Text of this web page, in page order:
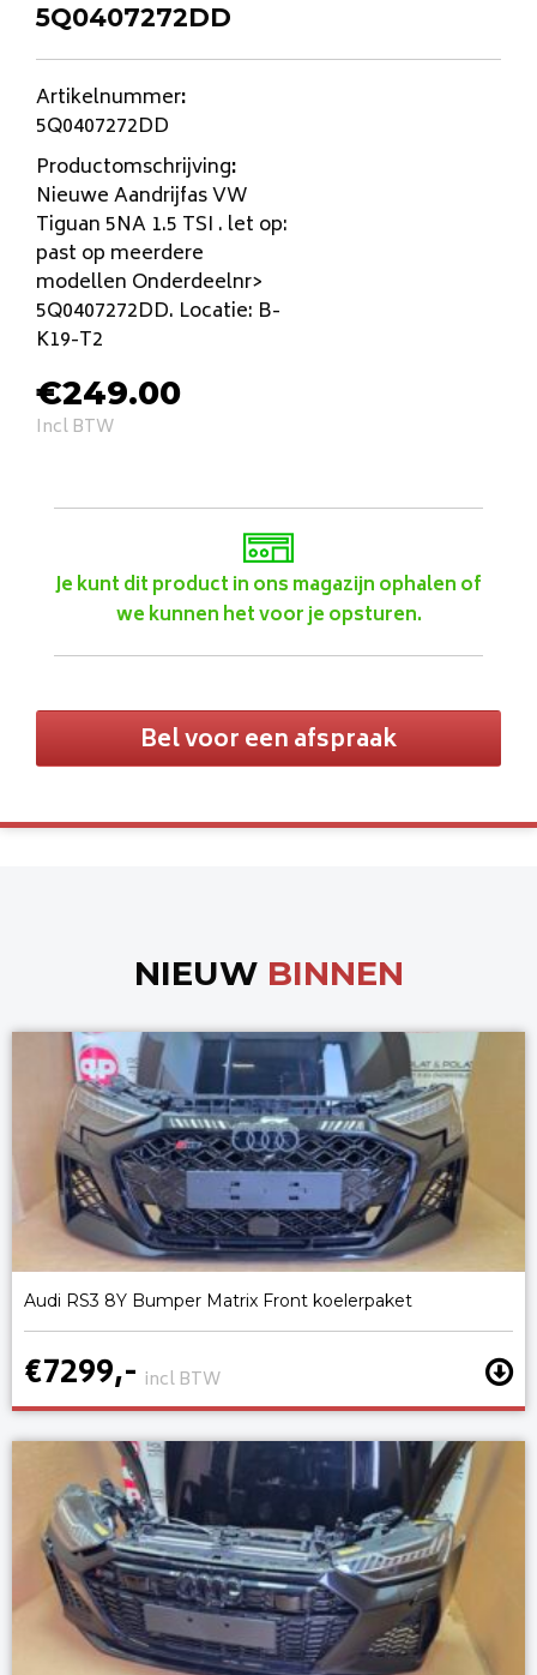
5Q0407272DD
Artikelnummer:
5Q0407272DD
Productomschrijving:
Nieuwe Aandrijfas VW
Tiguan 5NA 1.5 TSI . let op:
past op meerdere
modellen Onderdeelnr>
5Q0407272DD. Locatie: B-
K19-T2
€249.00
Incl BTW
Je kunt dit product in ons magazijn ophalen of
we kunnen het voor je opsturen.
Bel voor een afspraak
NIEUW BINNEN
Audi RS3 8Y Bumper Matrix Front koelerpaket
€7299,- incl BTW